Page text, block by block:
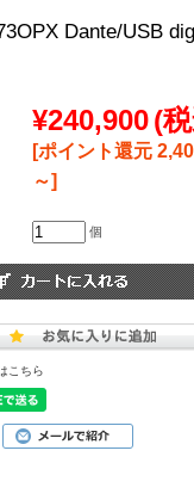
Dante/USB
¥240,900(
[ポイント還元
～]
個
こちら